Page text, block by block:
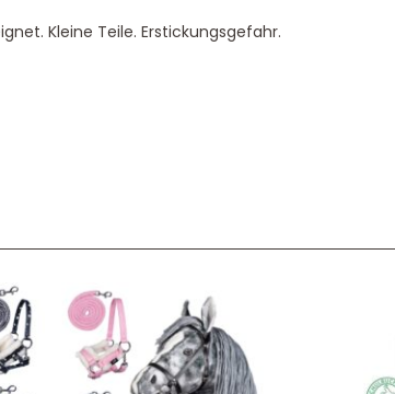
Kleine Teile. Erstickungsgefahr.
Service &
Bei allen Fragen zu unserem Sortiment
Mailund telefonisch für Sie erreichbar.
Kauf auch bei uns in Haan direkt